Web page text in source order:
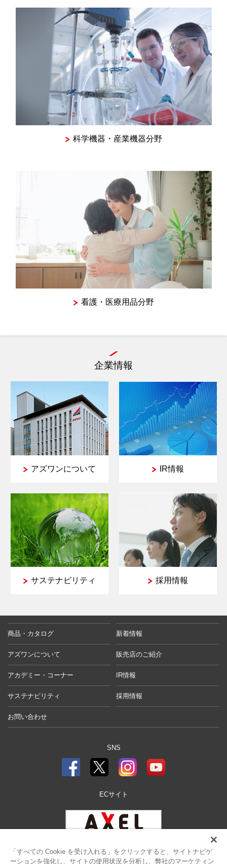
科学機器・産業機器分野
看護・医療用品分野
企業情報
アズワンについて IR情報
サステナビリティ 採用情報
商品・カタログ 新着情報
アズワンについて 販売店のご紹介
アカデミー・コーナー IR情報
サステナビリティ 採用情報
お問い合わせ
SNS
ECサイト
「すべての Cookie を受け入れる」をクリックすると、サイトナビゲ
ーションを強化し、サイトの使用状況を分析し、弊社のマーケティン